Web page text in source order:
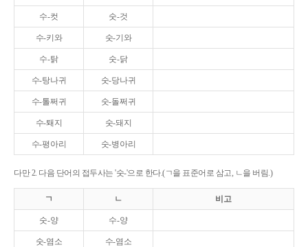
수-컷 숫-것
수-키와 숫-기와
수-탉 숫-닭
수-탕나귀 숫-당나귀
수-톨쩌귀 숫-돌쩌귀
수-퇘지 숫-돼지
수-평아리 숫-병아리
다만 2. 다음 단어의 접두사는 '숫-'으로 한다.(ㄱ을 표준어로 삼고, ㄴ을 버림.)
ㄱ ㄴ 비고
숫-양 수-양
숫-염소 수-염소